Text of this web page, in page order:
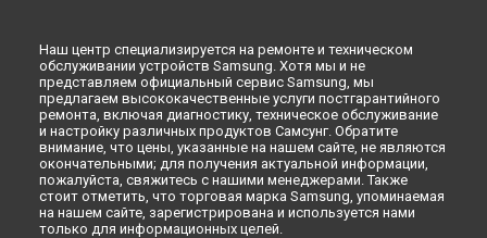
Наш центр специализируется на ремонте и техническом
обслуживании устройств Samsung. Хотя мы и не
представляем официальный сервис Samsung, мы
предлагаем высококачественные услуги постгарантийного
ремонта, включая диагностику, техническое обслуживание
и настройку различных продуктов Самсунг. Обратите
внимание, что цены, указанные на нашем сайте, не являются
окончательными; для получения актуальной информации,
пожалуйста, свяжитесь с нашими менеджерами. Также
стоит отметить, что торговая марка Samsung, упоминаемая
на нашем сайте, зарегистрирована и используется нами
только для информационных целей.